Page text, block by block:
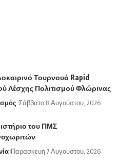
Τουρνουά Rapid
Λέσχης Πολιτισμού Φλώρινας
Σάββατο 8 Αυγούστου, 2026
του ΠΜΣ
Παρασκευή 7 Αυγούστου, 2026